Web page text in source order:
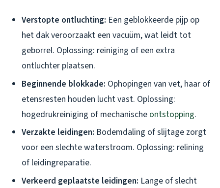
Verstopte ontluchting: Een geblokkeerde pijp op
het dak veroorzaakt een vacuüm, wat leidt tot
geborrel. Oplossing: reiniging of een extra
ontluchter plaatsen.
Beginnende blokkade: Ophopingen van vet, haar of
etensresten houden lucht vast. Oplossing:
hogedrukreiniging of mechanische ontstopping.
Verzakte leidingen: Bodemdaling of slijtage zorgt
voor een slechte waterstroom. Oplossing: relining
of leidingreparatie.
Verkeerd geplaatste leidingen: Lange of slecht